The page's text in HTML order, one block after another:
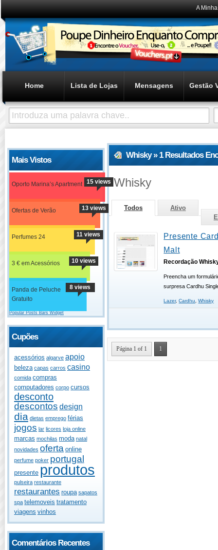
A
Home Lista de Lojas Mensagens Gestão
Mais Vistos
Oporto Marina’s Apartment 15 views
Ofertas de Verão 13 views
Perfumes 24 11 views
3 € em Acessórios 10 views
Panda de Peluche
Gratuito
8 views
Popular Posts Bars Widget
Cupões
acessórios algarve apoio
beleza capas carros casino
comida compras
computadores corpo cursos
desconto
descontos design
dia dietas emprego férias
jogos lar licores loja online
marcas mochilas moda natal
novidades oferta online
perfume poker portugal
presente produtos
pulseira restaurante
restaurantes roupa sapatos
spa telemoveis tratamento
viagens vinhos
Comentários Recentes
Whisky » 1 Resultados
Whisky
Todos
Ativo
Presente
Malt
Recordação
Preencha um
surpresa Cardhu
Lazer,Cardhu ,Whisky
Página 1 of 1 1